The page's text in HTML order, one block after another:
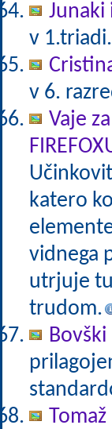
Junaki
v
v 6.
Vaje
katero
vidnega
utrjuje
trudom.